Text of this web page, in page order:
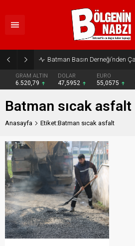
GRAM ALTIN
6.520,79
DOLAR
47,5952
EURO
55,0575
Batman sıcak asfalt
Anasayfa Etiket:Batman sıcak asfalt